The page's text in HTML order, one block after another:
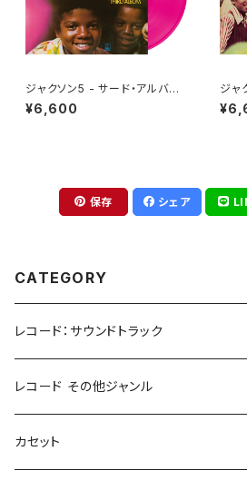
ジャクソン5 - サード・アルバム
[アイル・ビー・ゼア][クリア・ピン
ク](LP重量盤)
¥6,600
ジャ
ロー
P重
保存 シェア
CATEGORY
レコード：サウンドトラック
ホラー/スリラー
SF
レコード その他ジャンル
Rock & Pop
カセット